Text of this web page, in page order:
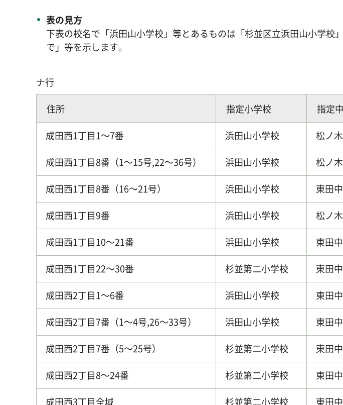
表の見方
下表の校名で「浜田山小学校」等とあるものは「杉並区立浜田山小学
で」等を示します。
ナ行
住所
指定小学校
指定
成田西1丁目1～7番
浜田山小学校
松ノ
成田西1丁目8番（1～15号,22～36号）
浜田山小学校
松ノ
成田西1丁目8番（16～21号）
浜田山小学校
東田
成田西1丁目9番
浜田山小学校
松ノ
成田西1丁目10～21番
浜田山小学校
東田
成田西1丁目22～30番
杉並第二小学校
東田
成田西2丁目1～6番
浜田山小学校
東田
成田西2丁目7番（1～4号,26～33号）
浜田山小学校
東田
成田西2丁目7番（5～25号）
杉並第二小学校
東田
成田西2丁目8～24番
杉並第二小学校
東田
成田西3丁目全域
杉並第二小学校
東田